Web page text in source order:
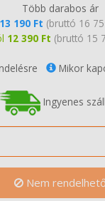
Több darabos ár
13 190 Ft (bruttó 16
12 390 Ft (bruttó 15
Mikor
Ingyenes
Nem rendelhető